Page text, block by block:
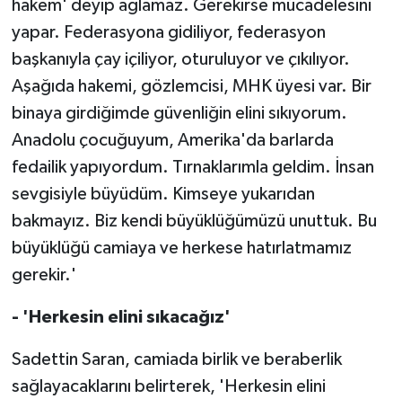
hakem' deyip ağlamaz. Gerekirse mücadelesini
yapar. Federasyona gidiliyor, federasyon
başkanıyla çay içiliyor, oturuluyor ve çıkılıyor.
Aşağıda hakemi, gözlemcisi, MHK üyesi var. Bir
binaya girdiğimde güvenliğin elini sıkıyorum.
Anadolu çocuğuyum, Amerika'da barlarda
fedailik yapıyordum. Tırnaklarımla geldim. İnsan
sevgisiyle büyüdüm. Kimseye yukarıdan
bakmayız. Biz kendi büyüklüğümüzü unuttuk. Bu
büyüklüğü camiaya ve herkese hatırlatmamız
gerekir.'
- 'Herkesin elini sıkacağız'
Sadettin Saran, camiada birlik ve beraberlik
sağlayacaklarını belirterek, 'Herkesin elini